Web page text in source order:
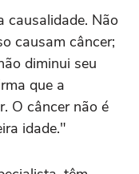
causalidade. Não
causam câncer;
diminui seu
que a
O câncer não é
idade."